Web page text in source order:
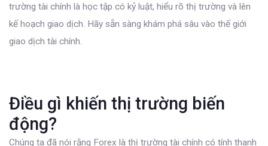
trường tài chính là học tập có kỷ luật, hiểu rõ thị trường và lên
kế hoạch giao dịch. Hãy sẵn sàng khám phá sâu vào thế giới
giao dịch tài chính.
Điều gì khiến thị trường biến
động?
Chúng ta đã nói rằng Forex là thị trường tài chính có tính thanh